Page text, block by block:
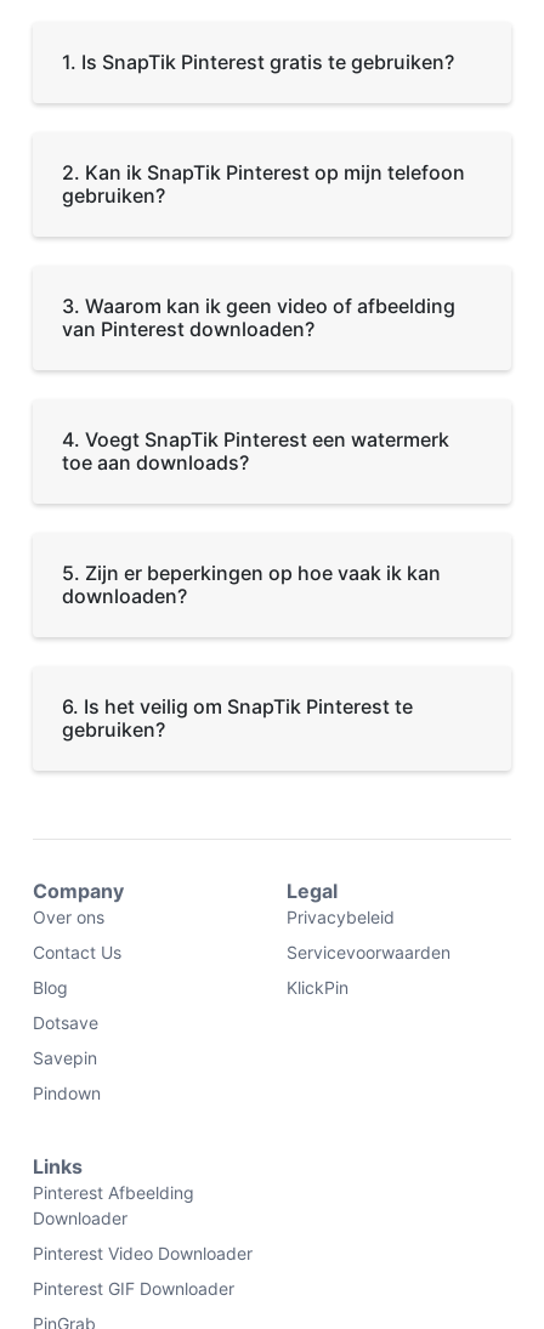
1. Is SnapTik Pinterest gratis te gebruiken?
2. Kan ik SnapTik Pinterest op mijn telefoon
gebruiken?
3. Waarom kan ik geen video of afbeelding
van Pinterest downloaden?
4. Voegt SnapTik Pinterest een watermerk
toe aan downloads?
5. Zijn er beperkingen op hoe vaak ik kan
downloaden?
6. Is het veilig om SnapTik Pinterest te
gebruiken?
Company
Over ons
Contact Us
Blog
Dotsave
Savepin
Pindown
Legal
Privacybeleid
Servicevoorwaarden
KlickPin
Links
Pinterest Afbeelding
Downloader
Pinterest Video Downloader
Pinterest GIF Downloader
PinGrab